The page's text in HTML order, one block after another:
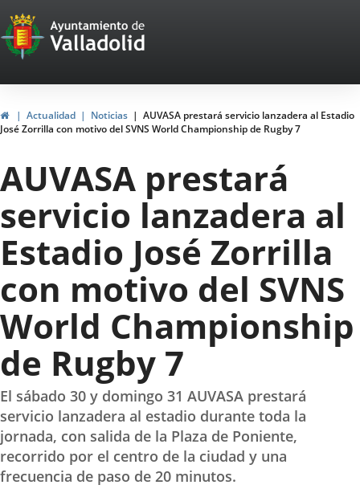
Portal
Web
del
Ayuntamiento
de
Valladolid
InicioActualidad Noticias
AUVASA prestará servicio lanzadera al Estadio
José Zorrilla con motivo del SVNS World Championship de Rugby 7
AUVASA prestará
servicio lanzadera al
Estadio José Zorrilla
con motivo del SVNS
World Championship
de Rugby 7
El sábado 30 y domingo 31 AUVASA prestará
servicio lanzadera al estadio durante toda la
jornada, con salida de la Plaza de Poniente,
recorrido por el centro de la ciudad y una
frecuencia de paso de 20 minutos.